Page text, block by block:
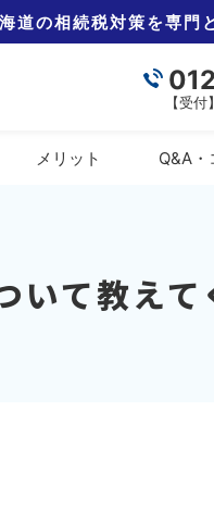
道の相続税対策を専門
【受
メリット Q&A
いて教えて